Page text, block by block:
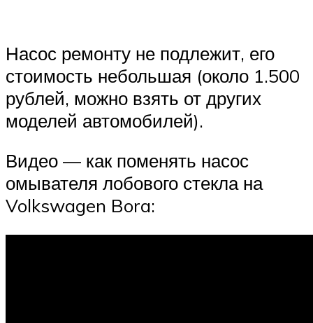
Насос ремонту не подлежит, его
стоимость небольшая (около 1.500
рублей, можно взять от других
моделей автомобилей).
Видео — как поменять насос
омывателя лобового стекла на
Volkswagen Bora: